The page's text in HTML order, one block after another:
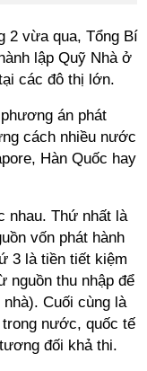
2 vừa qua, Tổng Bí
lập Quỹ Nhà ở
các đô thị lớn.
án phát
cách nhiều nước
Hàn Quốc hay
nhau. Thứ nhất là
vốn phát hành
3 là tiền tiết kiệm
nguồn thu nhập để
Cuối cùng là
nước, quốc tế
đối khả thi.